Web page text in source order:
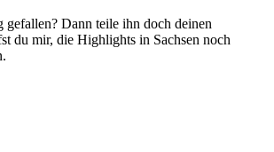
gefallen? Dann teile ihn doch deinen
du mir, die Highlights in Sachsen noch